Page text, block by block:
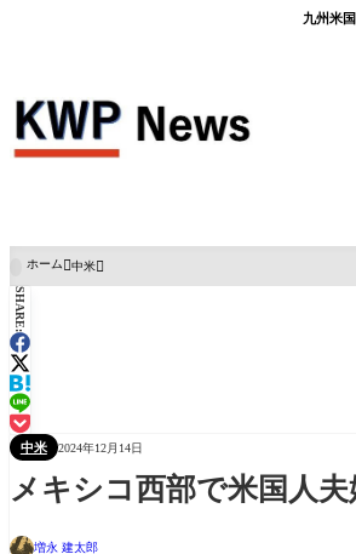
九州米国
ホーム 中米
SHARE:
中米 2024年12月14日
メキシコ西部で米国人
増永 建太郎